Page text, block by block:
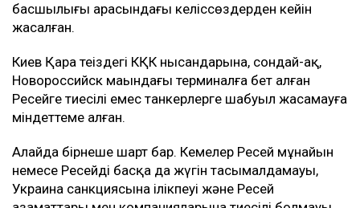
басшылығы арасындағы келіссөздерден кейін
жасалған.
Киев Қара теңіздегі КҚК нысандарына, сондай-ақ,
Новороссийск маңындағы терминалға бет алған
Ресейге тиесілі емес танкерлерге шабуыл жасамауға
міндеттеме алған.
Алайда бірнеше шарт бар. Кемелер Ресей мұнайын
немесе Ресейдің басқа да жүгін тасымалдамауы,
Украина санкциясына ілікпеуі және Ресей